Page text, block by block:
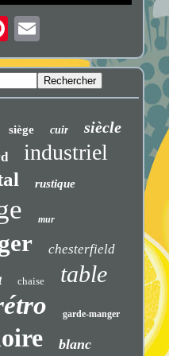
siège cuir siècle
industriel
rustique
mur
chesterfield
chaise table
garde-manger
blanc